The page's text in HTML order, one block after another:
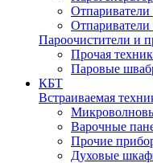
Пароочистители и
Прочая
Паровые
КБТ
Встраиваемая
Варочные
Прочие
Духовые